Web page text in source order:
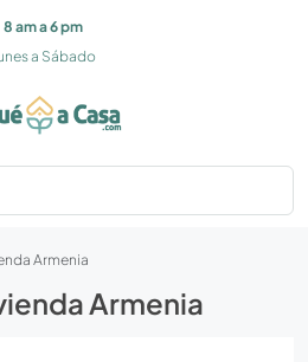
8 am a 6 pm
a Sábado
Armenia
Armenia